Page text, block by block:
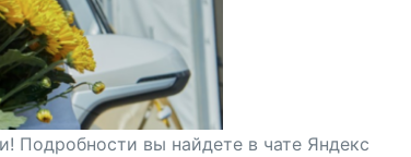
Подробности вы найдете в чате Яндекс